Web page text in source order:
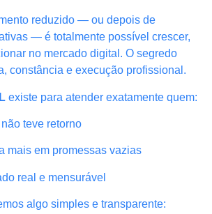
reduzido — ou depois de
— é totalmente possível crescer,
no mercado digital. O segredo
constância e execução profissional.
existe para atender exatamente quem:
teve retorno
mais em promessas vazias
real e mensurável
algo simples e transparente: